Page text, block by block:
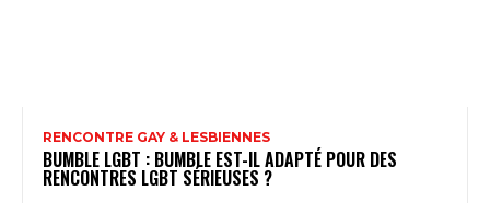
RENCONTRE GAY & LESBIENNES
BUMBLE LGBT : BUMBLE EST-IL ADAPTÉ POUR DES
RENCONTRES LGBT SÉRIEUSES ?